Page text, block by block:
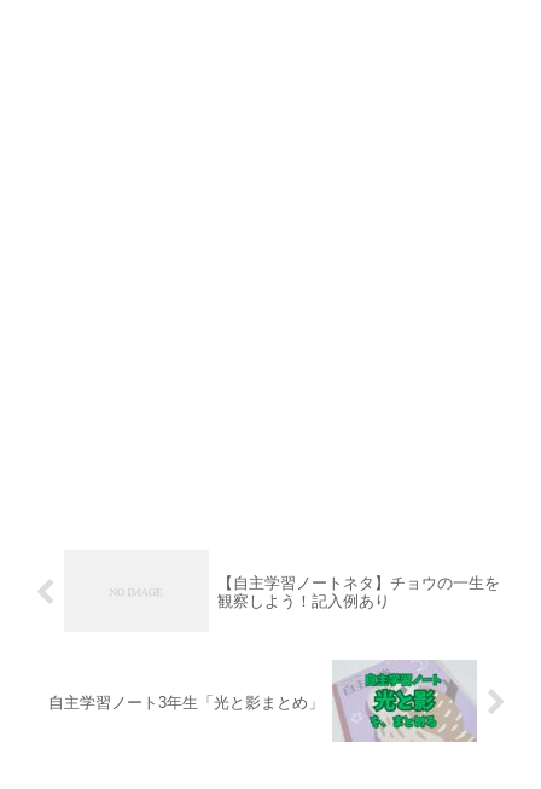
【自主学習ノートネタ】チョウの一生を
観察しよう！記入例あり
自主学習ノート3年生「光と影まとめ」